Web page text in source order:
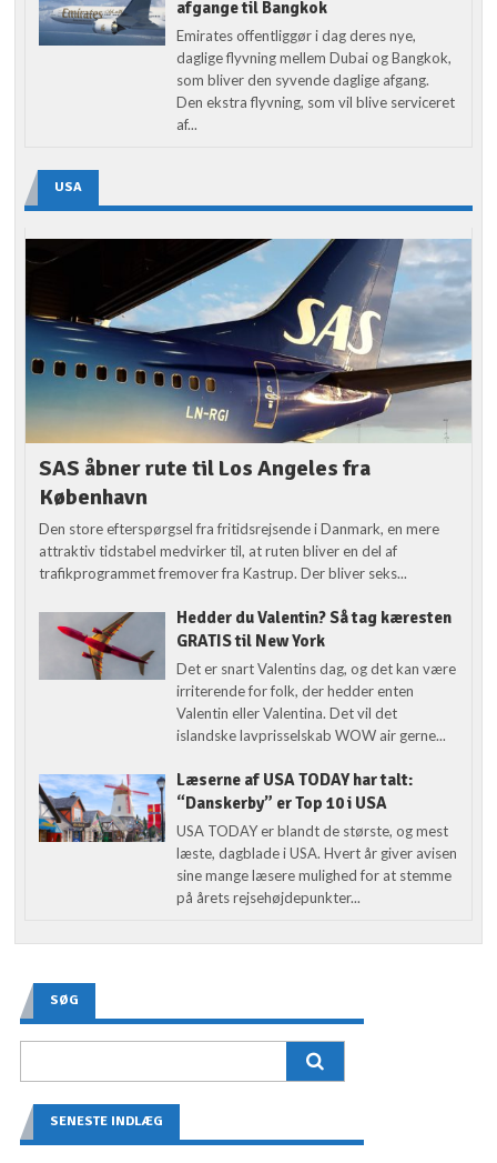
afgange til Bangkok
Emirates offentliggør i dag deres nye,
daglige flyvning mellem Dubai og Bangkok,
som bliver den syvende daglige afgang.
Den ekstra flyvning, som vil blive serviceret
af...
USA
SAS åbner rute til Los Angeles fra
København
Den store efterspørgsel fra fritidsrejsende i Danmark, en mere
attraktiv tidstabel medvirker til, at ruten bliver en del af
trafikprogrammet fremover fra Kastrup. Der bliver seks...
Hedder du Valentin? Så tag kæresten
GRATIS til New York
Det er snart Valentins dag, og det kan være
irriterende for folk, der hedder enten
Valentin eller Valentina. Det vil det
islandske lavprisselskab WOW air gerne...
Læserne af USA TODAY har talt:
“Danskerby” er Top 10 i USA
USA TODAY er blandt de største, og mest
læste, dagblade i USA. Hvert år giver avisen
sine mange læsere mulighed for at stemme
på årets rejsehøjdepunkter...
SØG
SENESTE INDLÆG